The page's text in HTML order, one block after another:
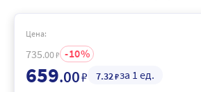
Цена:
735.00₽ 10
659.00₽ 7.32₽за 1 ед.